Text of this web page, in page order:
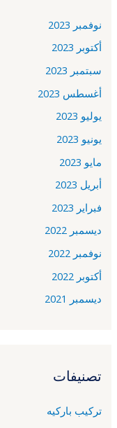
نوفمبر 2023
أكتوبر 2023
سبتمبر 2023
أغسطس 2023
يوليو 2023
يونيو 2023
مايو 2023
أبريل 2023
فبراير 2023
ديسمبر 2022
نوفمبر 2022
أكتوبر 2022
ديسمبر 2021
تصنيفات
تركيب باركيه